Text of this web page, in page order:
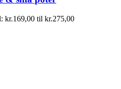
kr.169,00 til kr.275,00